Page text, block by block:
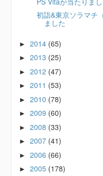
初詣&東京ソラマチ
ました
►2014 (65)
►2013 (25)
►2012 (47)
►2011 (53)
►2010 (78)
►2009 (60)
►2008 (33)
►2007 (41)
►2006 (66)
►2005 (178)